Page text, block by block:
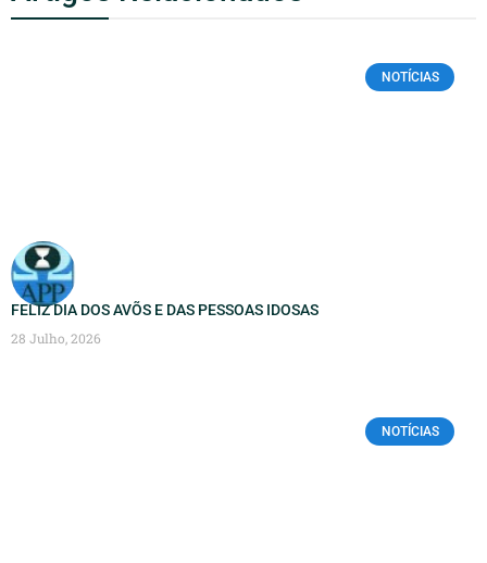
NOTÍCIAS
FELIZ DIA DOS AVÕS E DAS PESSOAS IDOSAS
28 Julho, 2026
NOTÍCIAS